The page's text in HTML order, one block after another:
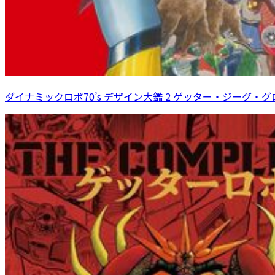
ダイナミックロボ70’s デザイン大鑑 2 ゲッター・ジーグ・